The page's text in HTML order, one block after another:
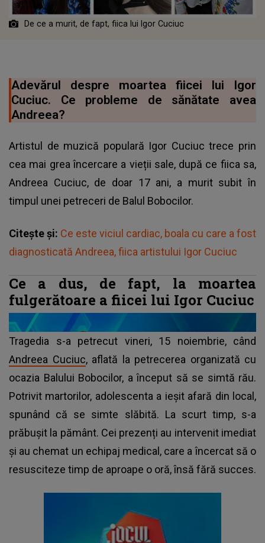
De ce a murit, de fapt, fiica lui Igor Cuciuc
Adevărul despre moartea fiicei lui Igor
Cuciuc. Ce probleme de sănătate avea
Andreea?
Artistul de muzică populară Igor Cuciuc trece prin
cea mai grea încercare a vieții sale, după ce fiica sa,
Andreea Cuciuc, de doar 17 ani, a murit subit în
timpul unei petreceri de Balul Bobocilor.
Citește și: Ce este viciul cardiac, boala cu care a fost
diagnosticată Andreea, fiica artistului Igor Cuciuc
Ce a dus, de fapt, la moartea
fulgerătoare a fiicei lui Igor Cuciuc
Tragedia s-a petrecut vineri, 15 noiembrie, când
Andreea Cuciuc, aflată la petrecerea organizată cu
ocazia Balului Bobocilor, a început să se simtă rău.
Potrivit martorilor, adolescenta a ieșit afară din local,
spunând că se simte slăbită. La scurt timp, s-a
prăbușit la pământ. Cei prezenți au intervenit imediat
și au chemat un echipaj medical, care a încercat să o
resusciteze timp de aproape o oră, însă fără succes.